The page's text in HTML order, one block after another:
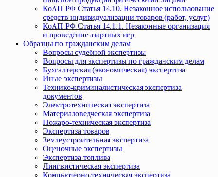
КоАП РФ Статья 14.10. Незаконное использование
средств индивидуализации товаров (работ, услуг)
КоАП РФ Статья 14.1.1. Незаконные организация
и проведение азартных игр
Образцы по гражданским делам
Вопросы судебной экспертизы
Вопросы для экспертизы по гражданским делам
Бухгалтерская (экономическая) экспертиза
Иные экспертизы
Технико-криминалистическая экспертиза
документов
Электротехническая экспертиза
Материаловедческая экспертиза
Пожаро-техническая экспертиза
Экспертиза товаров
Землеустроительная экспертиза
Оценочные экспертизы
Экспертиза топлива
Лингвистическая экспертиза
Компьютерно-техническая экспертиза